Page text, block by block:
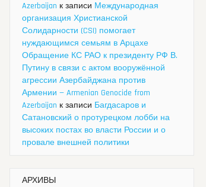
Azerbaijan к записи Международная
организация Христианской
Солидарности (CSI) помогает
нуждающимся семьям в Арцахе
Обращение КС РАО к президенту РФ В.
Путину в связи с актом вооружённой
агрессии Азербайджана против
Армении — Armenian Genocide from
Azerbaijan к записи Багдасаров и
Сатановский о протурецком лобби на
высоких постах во власти России и о
провале внешней политики
АРХИВЫ